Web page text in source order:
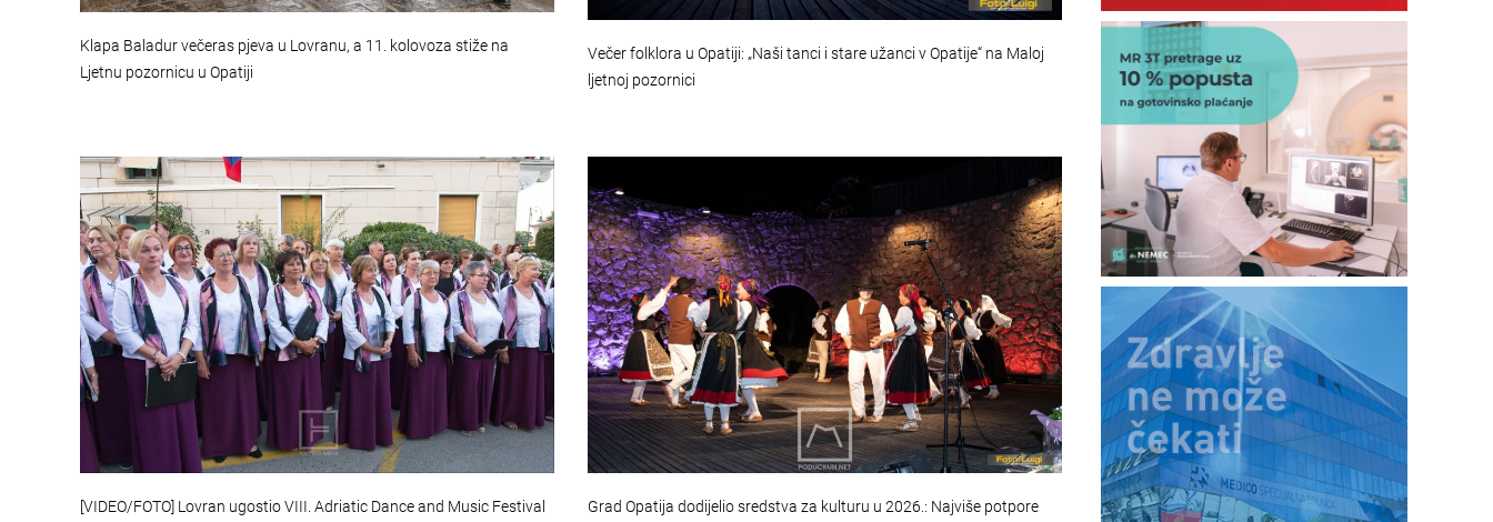
Klapa Baladur večeras pjeva u Lovranu, a 11. kolovoza stiže na
Ljetnu pozornicu u Opatiji
Večer folklora u Opatiji: „Naši tanci i stare užanci v Opatije“ na Maloj
ljetnoj pozornici
[VIDEO/FOTO] Lovran ugostio VIII. Adriatic Dance and Music Festival
Grad Opatija dodijelio sredstva za kulturu u 2026.: Najviše potpore